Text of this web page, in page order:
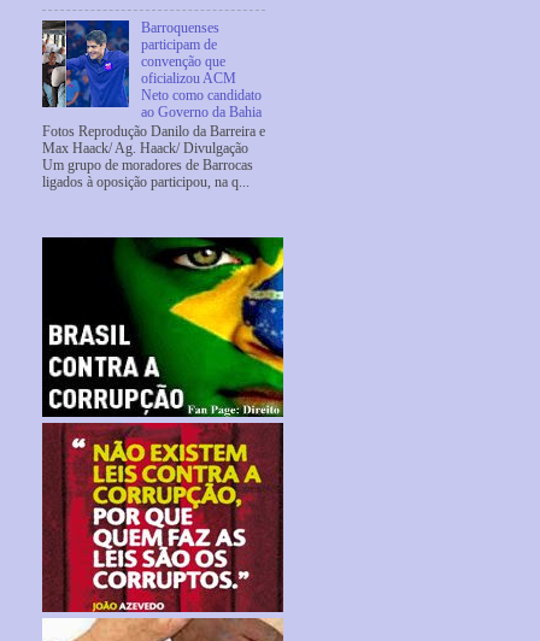
Barroquenses
participam de
convenção que
oficializou ACM
Neto como candidato
ao Governo da Bahia
Fotos Reprodução Danilo da Barreira e
Max Haack/ Ag. Haack/ Divulgação
Um grupo de moradores de Barrocas
ligados à oposição participou, na q...